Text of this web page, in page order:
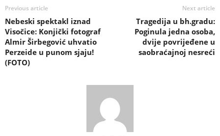
Previous article
Nebeski spektakl iznad
Visočice: Konjički fotograf
Almir Širbegović uhvatio
Perzeide u punom sjaju!
(FOTO)
Next article
Tragedija u bh.gradu:
Poginula jedna osoba,
dvije povrijeđene u
saobraćajnoj nesreći